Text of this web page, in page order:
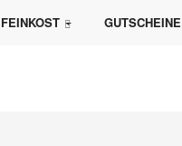
FEINKOST GUTSCHEINE